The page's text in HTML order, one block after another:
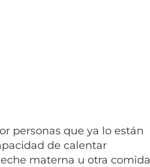
personas que ya lo están
de calentar
materna u otra comida